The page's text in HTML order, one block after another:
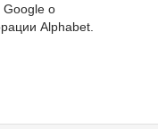
Google о
Alphabet.